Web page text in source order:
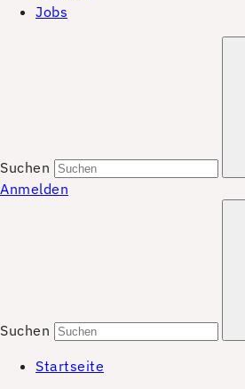
Jobs
Suchen
Anmelden
Suchen
Startseite